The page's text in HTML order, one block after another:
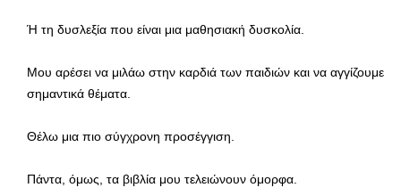
Ή τη δυσλεξία που είναι μια μαθησιακή δυσκολία.
Μου αρέσει να μιλάω στην καρδιά των παιδιών και να αγγίζουμε
σημαντικά θέματα.
Θέλω μια πιο σύγχρονη προσέγγιση.
Πάντα, όμως, τα βιβλία μου τελειώνουν όμορφα.